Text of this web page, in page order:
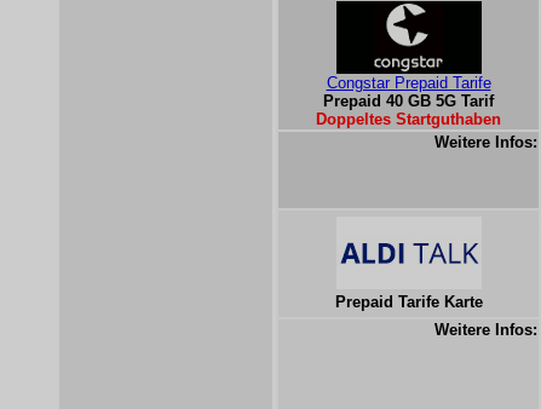
Congstar Prepaid Tarife
Prepaid 40 GB 5G Tarif
Doppeltes Startguthaben
Weitere Infos:
Prepaid Tarife Karte
Weitere Infos: